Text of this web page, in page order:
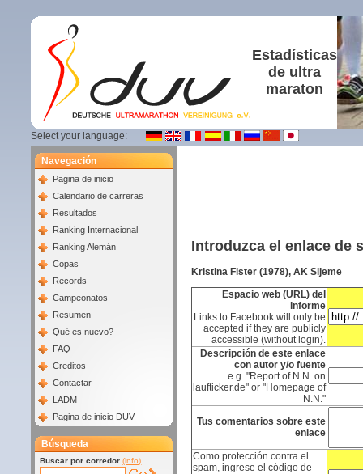
Estadísticas
de ultra
maraton
Select your language:
Navegación
Pagina de inicio
Calendario de carreras
Resultados
Ranking Internacional
Ranking Alemán
Copas
Records
Campeonatos
Resumen
Qué es nuevo?
FAQ
Creditos
Contactar
LADM
Pagina de inicio DUV
Búsqueda
Buscar por corredor (info)
Introduzca el enlace de
Kristina Fister (1978), AK Sljeme
Espacio web (URL) del
informe
Links to Facebook will only be
accepted if they are publicly
accessible (without login).
Descripción de este enlace
con autor y/o fuente
e.g. "Report of N.N. on
laufticker.de" or "Homepage of
N.N."
Tus comentarios sobre este
enlace
Como protección contra el
spam, ingrese el código de